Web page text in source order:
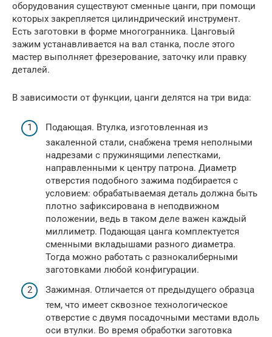
оборудования существуют сменные цанги, при помощи
которых закрепляется цилиндрический инструмент.
Есть заготовки в форме многогранника. Цанговый
зажим устанавливается на вал станка, после этого
мастер выполняет фрезерование, заточку или правку
деталей.
В зависимости от функции, цанги делятся на три вида:
Подающая. Втулка, изготовленная из
закаленной стали, снабжена тремя неполными
надрезами с пружинящими лепестками,
направленными к центру патрона. Диаметр
отверстия подобного зажима подбирается с
условием: обрабатываемая деталь должна быть
плотно зафиксирована в неподвижном
положении, ведь в таком деле важен каждый
миллиметр. Подающая цанга комплектуется
сменными вкладышами разного диаметра.
Тогда можно работать с разнокалиберными
заготовками любой конфигурации.
Зажимная. Отличается от предыдущего образца
тем, что имеет сквозное технологическое
отверстие с двумя посадочными местами вдоль
оси втулки. Во время обработки заготовка